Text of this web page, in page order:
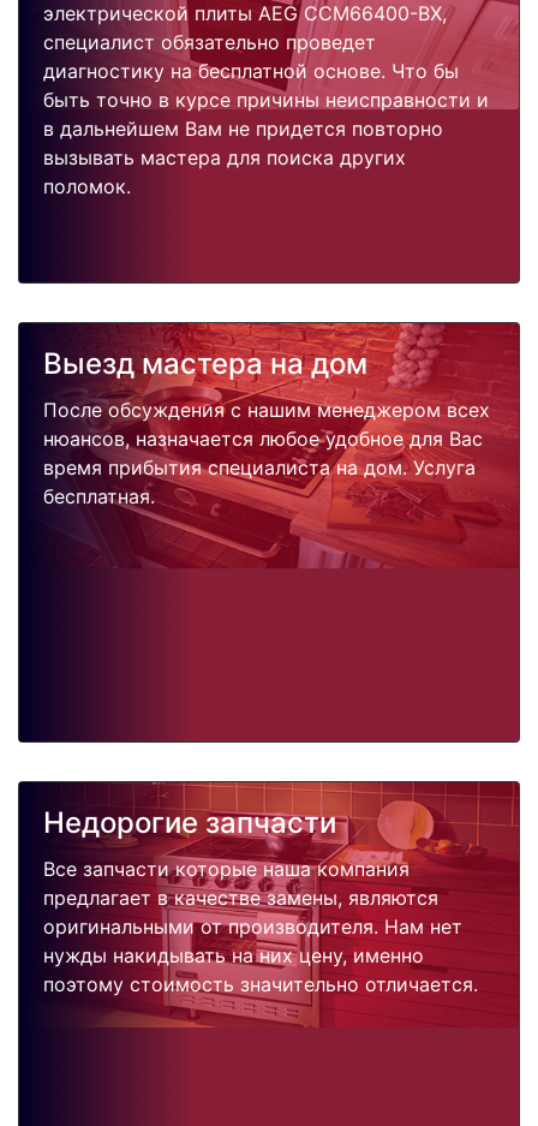
электрической плиты AEG CCM66400-BX,
специалист обязательно проведет
диагностику на бесплатной основе. Что бы
быть точно в курсе причины неисправности и
в дальнейшем Вам не придется повторно
вызывать мастера для поиска других
поломок.
Выезд мастера на дом
После обсуждения с нашим менеджером всех
нюансов, назначается любое удобное для Вас
время прибытия специалиста на дом. Услуга
бесплатная.
Недорогие запчасти
Все запчасти которые наша компания
предлагает в качестве замены, являются
оригинальными от производителя. Нам нет
нужды накидывать на них цену, именно
поэтому стоимость значительно отличается.